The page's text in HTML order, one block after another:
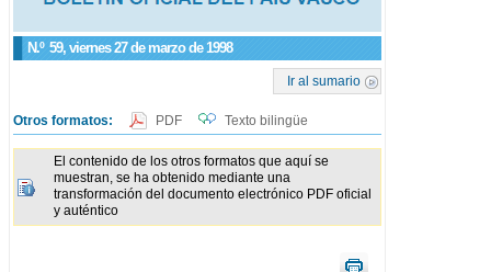
N.º 59, viernes 27 de marzo de 1998
Ir al sumario
Otros formatos: PDF Texto bilingüe
El contenido de los otros formatos que aquí se
muestran, se ha obtenido mediante una
transformación del documento electrónico PDF oficial
y auténtico